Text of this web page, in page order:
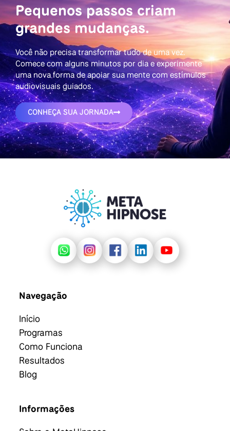
Pequenos passos criam
grandes mudanças.
Você não precisa transformar tudo de uma vez.
Comece com alguns minutos por dia e experimente
uma nova forma de apoiar sua mente com estímulos
audiovisuais guiados.
CONHEÇA SUA JORNADA
Navegação
Início
Programas
Como Funciona
Resultados
Blog
Informações